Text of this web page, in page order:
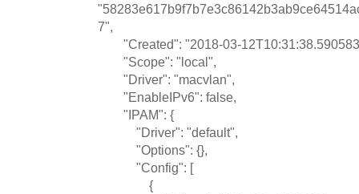
7",
"Created": "2018-03-
"Scope": "local",
"Driver": "macvlan",
"EnableIPv6": false,
"IPAM": {
"Driver": "default",
"Options": {},
"Config": [
{